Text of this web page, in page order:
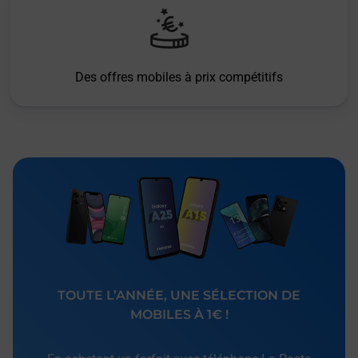
Des offres mobiles à prix compétitifs
TOUTE L’ANNÉE, UNE SÉLECTION DE
MOBILES À 1€ !